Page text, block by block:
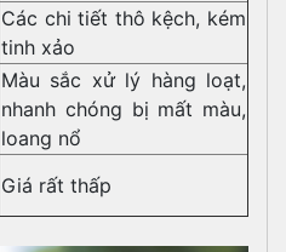
Các chi tiết thô kệch, kém
tinh xảo
Màu sắc xử lý hàng loạt,
nhanh chóng bị mất màu,
loang nổ
Giá rất thấp